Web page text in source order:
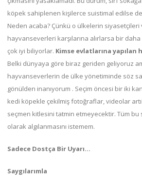
köpek sahiplenen kişilerce suistimal edilse de
Neden acaba? Çünkü o ülkelerin siyasetçileri
hayvanseverleri karşılarına alırlarsa bir
çok iyi biliyorlar. Kimse evlatlarına yapılan
Belki dünyaya göre biraz geriden geliyoruz
hayvanseverlerin de ülke yönetiminde söz
gönülden inanıyorum . Seçim öncesi bir iki
kedi köpekle çekilmiş fotoğraflar, videolar
seçmen kitlesini tatmin etmeyecektir. Tüm
olarak algılanmasını istemem.
Sadece Dostça Bir Uyarı…
Saygılarımla